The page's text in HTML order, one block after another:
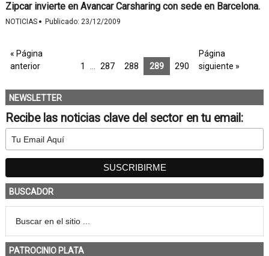
Zipcar invierte en Avancar Carsharing con sede en Barcelona.
NOTICIAS · Publicado: 23/12/2009
« Página
anterior
1 287 288 289 290
Página
siguiente »
NEWSLETTER
Recibe las noticias clave del sector en tu email:
BUSCADOR
PATROCINIO PLATA